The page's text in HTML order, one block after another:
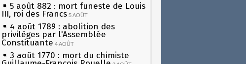
5 août 882 : mort funeste de Louis
III, roi des Francs 5 AOÛT
4 août 1789 : abolition des
privilèges par l'Assemblée
Constituante 4 AOÛT
3 août 1770 : mort du chimiste